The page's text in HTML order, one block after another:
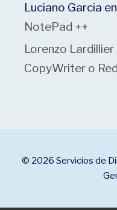
Luciano Garcia en
NotePad ++
Lorenzo Lardillier
CopyWriter o
© 2026 Servicios de